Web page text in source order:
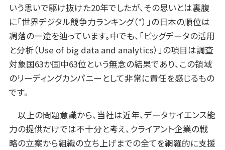
いう思いで駆け抜けた20年でしたが、その思いとは裏腹
に「世界デジタル競争力ランキング（*）」の日本の順位は
凋落の一途を辿っています。中でも、「ビッグデータの活用
と分析（Use of big data and analytics）」の項目は調査
対象国63か国中63位という無念の結果であり、この領域
のリーディングカンパニーとして非常に責任を感じるもの
です。
以上の問題意識から、当社は近年、データサイエンス能
力の提供だけでは不十分と考え、クライアント企業の戦
略の立案から組織の立ち上げまでの全てを網羅的に支援